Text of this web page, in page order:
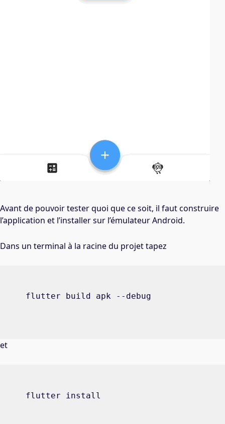
Avant de pouvoir tester quoi que ce soit, il faut construire
l’application et l’installer sur l’émulateur Android.
Dans un terminal à la racine du projet tapez
flutter build apk --debug
et
flutter install